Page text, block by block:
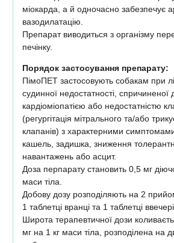
міокарда, а й одночасно забезпечує
вазодилатацію.
Препарат виводиться з організму
печінку.
Порядок застосування препарату:
ПімоПЕТ застосовують собакам при
судинної недостатності, спричиненої
кардіоміопатією або недостатністю
(регургітація мітрального та/або
клапанів) з характерними
кашель, задишка, зниження
навантажень або асцит.
Доза перпарату становить 0,5 мг
маси тіла.
Добову дозу розподіляють на 2
1 таблетці вранці та 1 таблетці
Широта терапевтичної дози
мг на 1 кг маси тіла, розподілена на